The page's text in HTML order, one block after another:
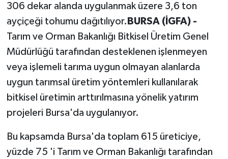
306 dekar alanda uygulanmak üzere 3,6 ton
ayçiçeği tohumu dağıtılıyor. BURSA (İGFA) -
Tarım ve Orman Bakanlığı Bitkisel Üretim Genel
Müdürlüğü tarafından desteklenen işlenmeyen
veya işlemeli tarıma uygun olmayan alanlarda
uygun tarımsal üretim yöntemleri kullanılarak
bitkisel üretimin arttırılmasına yönelik yatırım
projeleri Bursa'da uygulanıyor.
Bu kapsamda Bursa'da toplam 615 üreticiye,
yüzde 75 'i Tarım ve Orman Bakanlığı tarafından
Yaşam